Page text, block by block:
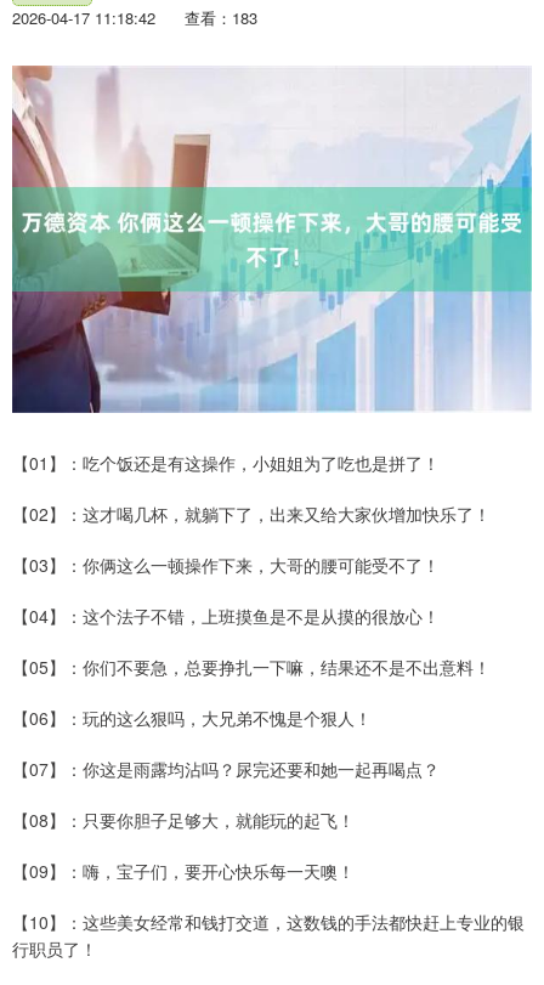
2026-04-17 11:18:42
查看：183
【01】：吃个饭还是有这操作，小姐姐为了吃也是拼了！
【02】：这才喝几杯，就躺下了，出来又给大家伙增加快乐了！
【03】：你俩这么一顿操作下来，大哥的腰可能受不了！
【04】：这个法子不错，上班摸鱼是不是从摸的很放心！
【05】：你们不要急，总要挣扎一下嘛，结果还不是不出意料！
【06】：玩的这么狠吗，大兄弟不愧是个狠人！
【07】：你这是雨露均沾吗？尿完还要和她一起再喝点？
【08】：只要你胆子足够大，就能玩的起飞！
【09】：嗨，宝子们，要开心快乐每一天噢！
【10】：这些美女经常和钱打交道，这数钱的手法都快赶上专业的银
行职员了！